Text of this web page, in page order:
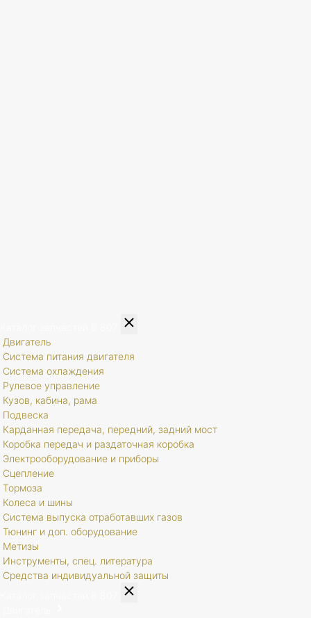
Двигатель
Система питания двигателя
Система охлаждения
Рулевое управление
Кузов, кабина, рама
Подвеска
Карданная передача, передний, задний мост
Коробка передач и раздаточная коробка
Электрооборудование и приборы
Сцепление
Тормоза
Колеса и шины
Система выпуска отработавших газов
Тюнинг и доп. оборудование
Метизы
Инструменты, спец. литература
Средства индивидуальной защиты